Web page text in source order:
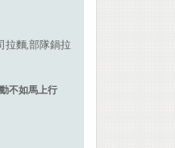
拉麵,部隊鍋拉
不如馬上行